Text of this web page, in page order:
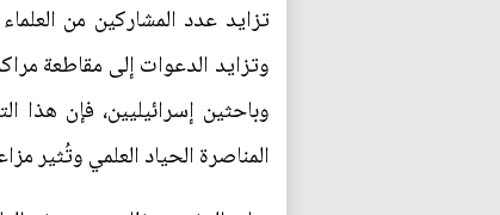
تزايد عدد المشاركين من
وتزايد الدعوات إلى مقاطعة
وباحثين إسرائيليين، فإن
المناصرة الحياد العلمي وتُثير